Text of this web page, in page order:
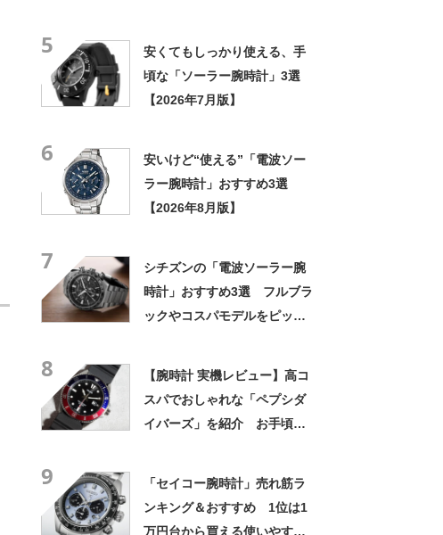
5
安くてもしっかり使える、手
頃な「ソーラー腕時計」3選
【2026年7月版】
6
安いけど“使える”「電波ソー
ラー腕時計」おすすめ3選
【2026年8月版】
7
シチズンの「電波ソーラー腕
時計」おすすめ3選 フルブラ
ックやコスパモデルをピック
8
【腕時計 実機レビュー】高コ
スパでおしゃれな「ペプシダ
イバーズ」を紹介 お手頃な
9
「セイコー腕時計」売れ筋ラ
ンキング＆おすすめ 1位は1
万円台から買える使いやすい